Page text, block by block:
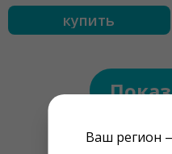
Ваш регион
купить